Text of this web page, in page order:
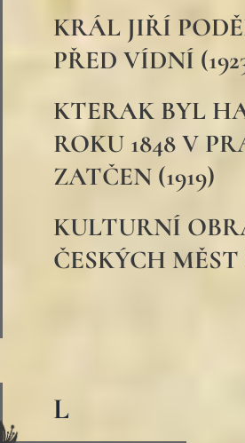
KRÁL JIŘÍ
PŘED VÍDNÍ
KTERAK BYL
ROKU 1848 V
ZATČEN (1919)
KULTURNÍ
ČESKÝCH MĚST
L